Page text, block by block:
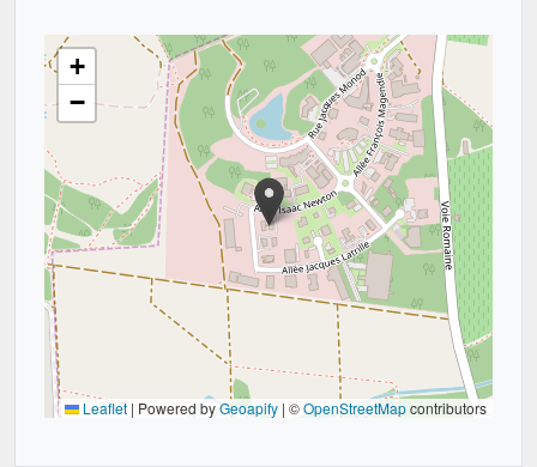
+
−
Leaflet |Powered byGeoapify | ©OpenStreetMapcontributors